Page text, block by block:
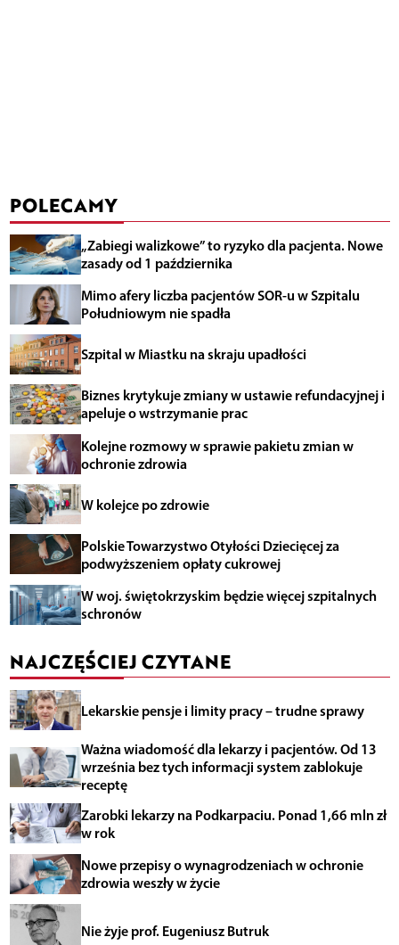
POLECAMY
„Zabiegi walizkowe” to ryzyko dla pacjenta. Nowe
zasady od 1 października
Mimo afery liczba pacjentów SOR-u w Szpitalu
Południowym nie spadła
Szpital w Miastku na skraju upadłości
Biznes krytykuje zmiany w ustawie refundacyjnej i
apeluje o wstrzymanie prac
Kolejne rozmowy w sprawie pakietu zmian w
ochronie zdrowia
W kolejce po zdrowie
Polskie Towarzystwo Otyłości Dziecięcej za
podwyższeniem opłaty cukrowej
W woj. świętokrzyskim będzie więcej szpitalnych
schronów
NAJCZĘŚCIEJ CZYTANE
Lekarskie pensje i limity pracy – trudne sprawy
Ważna wiadomość dla lekarzy i pacjentów. Od 13
września bez tych informacji system zablokuje
receptę
Zarobki lekarzy na Podkarpaciu. Ponad 1,66 mln zł
w rok
Nowe przepisy o wynagrodzeniach w ochronie
zdrowia weszły w życie
Nie żyje prof. Eugeniusz Butruk